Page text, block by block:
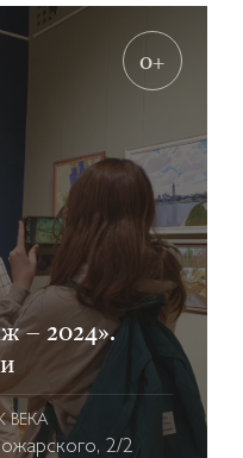
0+
– 2024».
ВЕКА
2/2